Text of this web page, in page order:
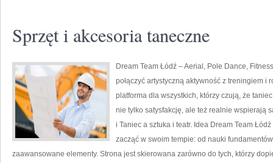
Sprzęt i akcesoria taneczne
Dream Team Łódź – Aerial, Pole Dance,
połączyć artystyczną aktywność z treningiem i
platforma dla wszystkich, którzy czują, że
nie tylko satysfakcję, ale też realnie wspierają
i Taniec a sztuka i teatr. Idea Dream Team
zacząć w swoim tempie: od nauki
zaawansowane elementy. Strona jest skierowana zarówno do tych, którzy